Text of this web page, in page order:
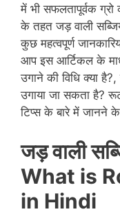
में भी सफलतापूर्वक
के तहत जड़ वाली
कुछ महत्वपूर्ण
आप इस आर्टिकल के
उगाने की विधि क्या
उगाया जा सकता है?
टिप्स के बारे में जानने
जड़ वाली
What is
in Hindi